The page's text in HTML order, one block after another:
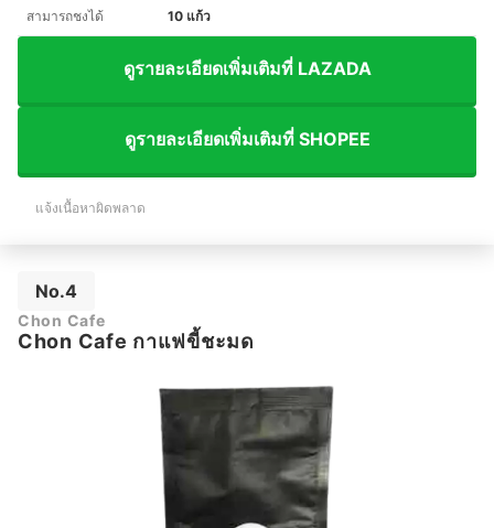
สามารถชงได้ 10 แก้ว
ดูรายละเอียดเพิ่มเติมที่ LAZADA
ดูรายละเอียดเพิ่มเติมที่ SHOPEE
แจ้งเนื้อหาผิดพลาด
No.4
Chon Cafe
Chon Cafe กาแฟขี้ชะมด